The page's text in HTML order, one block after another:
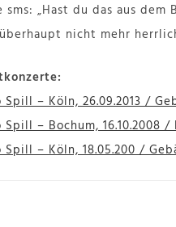
sms: „Hast du das aus
nicht mehr
– Köln, 26.09.2013 /
– Bochum, 16.10.2008 /
– Köln, 18.05.200 /